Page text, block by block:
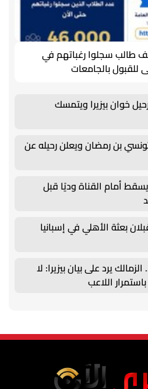
العالي: 46 ألف طالب سجلوا رغباتهم في
للقبول بالجامعات
خوان بيزيرا ويتمسك
بن رمضان ويعلن رحيله عن
أمام القناة وديًا قبل
بعثة الأهلي في إسبانيا
يرد على بيان بيزيرا: لا
اللاعب